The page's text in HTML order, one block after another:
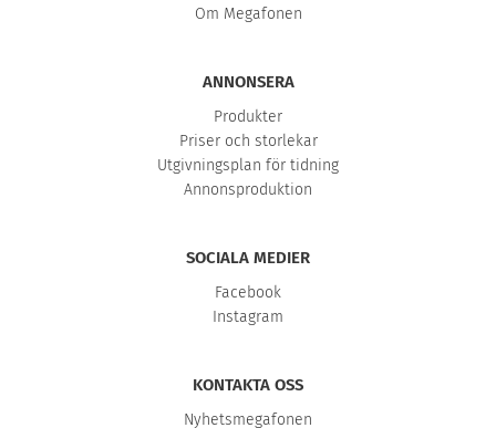
Om Megafonen
ANNONSERA
Produkter
Priser och storlekar
Utgivningsplan för tidning
Annonsproduktion
SOCIALA MEDIER
Facebook
Instagram
KONTAKTA OSS
Nyhetsmegafonen